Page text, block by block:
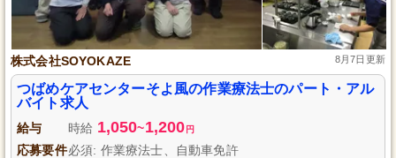
株式会社SOYOKAZE 8月7日更新
つばめケアセンターそよ風の作業療法士のパート・アル
バイト求人
給与 時給 1,050~1,200 円
応募要件必須: 作業療法士、自動車免許